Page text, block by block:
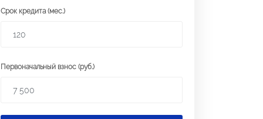
Срок кредита (мес.)
Первоначальный взнос (руб.)